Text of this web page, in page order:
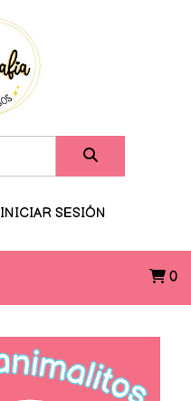
INICIAR SESIÓN
0